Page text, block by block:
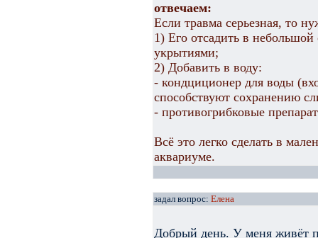
отвечаем:
Если травма серьезная, то
1) Его отсадить в
укрытиями;
2) Добавить в воду:
- кондциционер для воды
способствуют сохранению
- противогрибковые
Всё это легко сделать в
аквариуме.
задал вопрос: Елена
Добрый день. У меня живёт